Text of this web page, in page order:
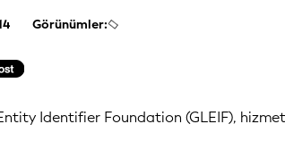
Görünümler:
Identifier Foundation (GLEIF),